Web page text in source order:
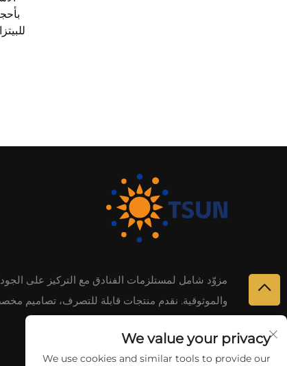
مزوّد شامل لمستلزمات الفنادق مع التركيز على
والموثوقية. نقدم منتجات قابلة للتصرف، تصاميم
We value your privacy
We use cookies and similar tools to provide our